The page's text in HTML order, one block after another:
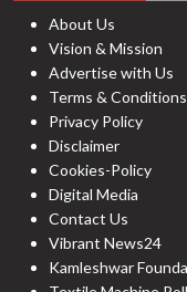
About Us
Vision & Mission
Advertise with Us
Terms & Conditions
Privacy Policy
Disclaimer
Cookies-Policy
Digital Media
Contact Us
Vibrant News24
Kamleshwar